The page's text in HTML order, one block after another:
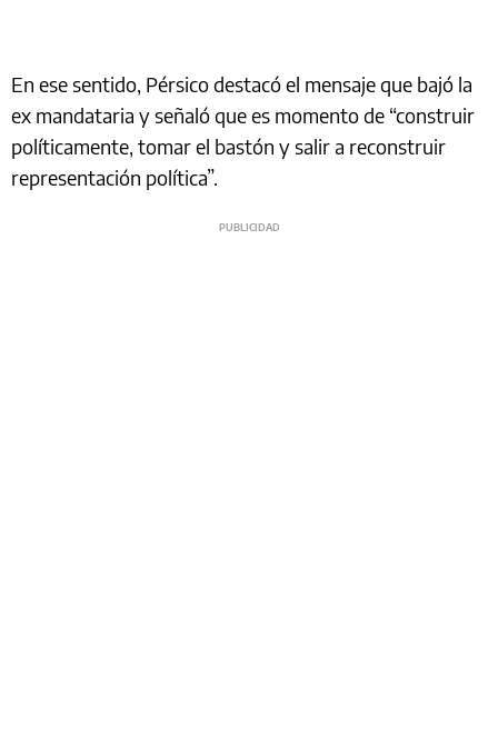
En ese sentido, Pérsico destacó el mensaje que bajó la
ex mandataria y señaló que es momento de “construir
políticamente, tomar el bastón y salir a reconstruir
representación política”.